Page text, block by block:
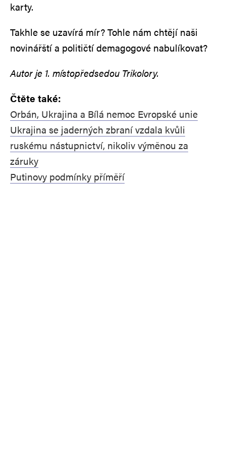
karty.
Takhle se uzavírá mír? Tohle nám chtějí naši
novinářští a političtí demagogové nabulíkovat?
Autor je 1. místopředsedou Trikolory.
Čtěte také:
Orbán, Ukrajina a Bílá nemoc Evropské unie
Ukrajina se jaderných zbraní vzdala kvůli
ruskému nástupnictví, nikoliv výměnou za
záruky
Putinovy podmínky příměří